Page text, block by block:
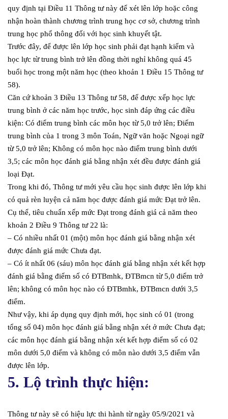
quy định tại Điều 11 Thông tư này để xét lên lớp hoặc công
nhận hoàn thành chương trình trung học cơ sở, chương trình
trung học phổ thông đối với học sinh khuyết tật.
Trước đây, để được lên lớp học sinh phải đạt hạnh kiểm và
học lực từ trung bình trở lên đồng thời nghỉ không quá 45
buổi học trong một năm học (theo khoản 1 Điều 15 Thông tư
58).
Căn cứ khoản 3 Điều 13 Thông tư 58, để được xếp học lực
trung bình ở các năm học trước, học sinh đáp ứng các điều
kiện: Có điểm trung bình các môn học từ 5,0 trở lên; Điểm
trung bình của 1 trong 3 môn Toán, Ngữ văn hoặc Ngoại ngữ
từ 5,0 trở lên; Không có môn học nào điểm trung bình dưới
3,5; các môn học đánh giá bằng nhận xét đều được đánh giá
loại Đạt.
Trong khi đó, Thông tư mới yêu cầu học sinh được lên lớp khi
có quả rèn luyện cả năm học được đánh giá mức Đạt trở lên.
Cụ thể, tiêu chuẩn xếp mức Đạt trong đánh giá cả năm theo
khoản 2 Điều 9 Thông tư 22 là:
– Có nhiều nhất 01 (một) môn học đánh giá bằng nhận xét
được đánh giá mức Chưa đạt.
– Có ít nhất 06 (sáu) môn học đánh giá bằng nhận xét kết hợp
đánh giá bằng điểm số có ĐTBmhk, ĐTBmcn từ 5,0 điểm trở
lên; không có môn học nào có ĐTBmhk, ĐTBmcn dưới 3,5
điểm.
Như vậy, khi áp dụng quy định mới, học sinh có 01 (trong
tổng số 04) môn học đánh giá bằng nhận xét ở mức Chưa đạt;
các môn học đánh giá bằng nhận xét kết hợp điểm số có 02
môn dưới 5,0 điểm và không có môn nào dưới 3,5 điểm vẫn
được lên lớp.
5. Lộ trình thực hiện:
Thông tư này sẽ có hiệu lực thi hành từ ngày 05/9/2021 và